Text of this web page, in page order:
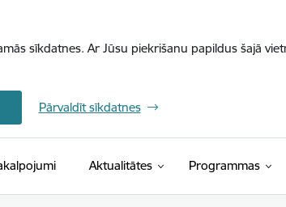
sīkdatnes. Ar Jūsu piekrišanu papildus šajā
Pārvaldīt sīkdatnes
Aktualitātes Programmas